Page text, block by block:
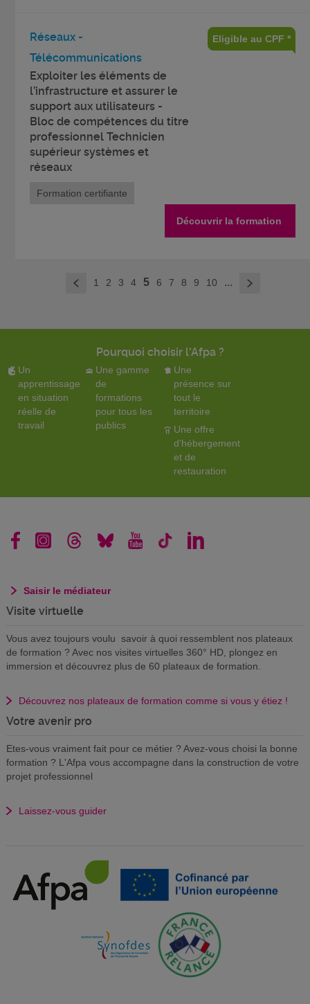
Réseaux -
Télécommunications
Exploiter les éléments de
l’infrastructure et assurer le
support aux utilisateurs -
Bloc de compétences du titre
professionnel Technicien
supérieur systèmes et
réseaux
Eligible au CPF *
Formation certifiante
Découvrir la formation
< 1 2 3 4 5 6 7 8 9 10 ... >
Pourquoi choisir l'Afpa ?
Un
apprentissage
en situation
réelle de
travail
Une gamme
de
formations
pour tous les
publics
Une
présence sur
tout le
territoire
Une offre
d'hébergement
et de
restauration
Saisir le médiateur
Visite virtuelle
Vous avez toujours voulu savoir à quoi ressemblent nos plateaux
de formation ? Avec nos visites virtuelles 360° HD, plongez en
immersion et découvrez plus de 60 plateaux de formation.
Découvrez nos plateaux de formation comme si vous y étiez !
Votre avenir pro
Etes-vous vraiment fait pour ce métier ? Avez-vous choisi la bonne
formation ? L'Afpa vous accompagne dans la construction de votre
projet professionnel
Laissez-vous guider